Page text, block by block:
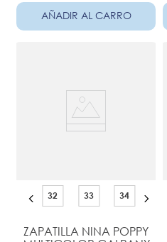
AÑADIR AL CARRO
32 33 34
ZAPATILLA NINA POPPY